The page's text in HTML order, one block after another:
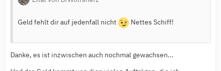
Geld fehlt dir auf jedenfall nicht Nettes Schiff!
Danke, es ist inzwischen auch nochmal gewachsen...